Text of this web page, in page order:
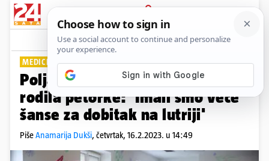
PRIJAVA
Lifestyle Komentari
MEDICINSKO ČUDO
Poljakinja nakon sedmero djece
rodila petorke: 'Imali smo veće
šanse za dobitak na lutriji'
PišeAnamarija Dukši, četvrtak, 16.2.2023. u 14:49